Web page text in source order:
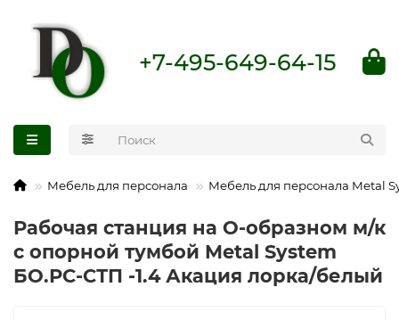
+7-495-649-64-15
Мебель для персонала Мебель для персонала Metal
Рабочая станция на О-образном м/к
с опорной тумбой Metal System
БО.РС-СТП -1.4 Акация лорка/белый